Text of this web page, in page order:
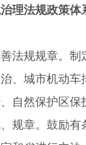
理法规政策体
善法规规章。
、城市机动车
自然保护区保
规章。鼓励有